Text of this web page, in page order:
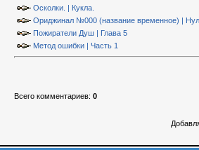
Осколки. | Кукла.
Ориджинал №000 (название временное) |
Пожиратели Душ | Глава 5
Метод ошибки | Часть 1
Всего комментариев: 0